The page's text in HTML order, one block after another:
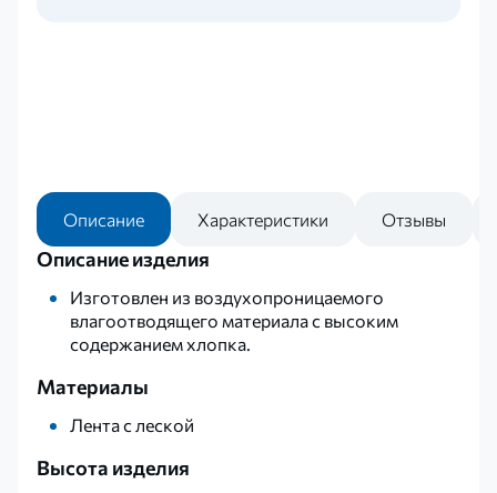
Описание Характеристики Отзывы
Описание изделия
Изготовлен из воздухопроницаемого
влагоотводящего материала с высоким
содержанием хлопка.
Материалы
Лента с леской
Высота изделия